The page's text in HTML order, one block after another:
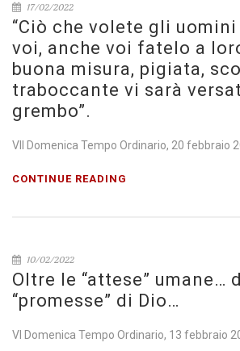
17/02/2022
“Ciò che volete gli
voi, anche voi fatelo a
buona misura, pigiata,
traboccante vi sarà
grembo”.
VII Domenica Tempo Ordinario, 20 febbraio
CONTINUE READING
10/02/2022
Oltre le “attese” umane…
“promesse” di Dio…
VI Domenica Tempo Ordinario, 13 febbraio